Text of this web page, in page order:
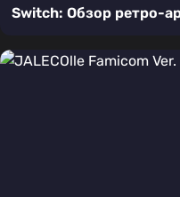
Switch: Обзор ретро-